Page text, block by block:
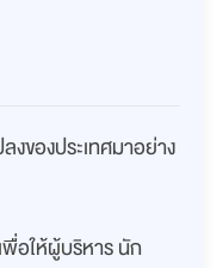
ของประเทศมาอย่าง
อให้ผู้บริหาร นัก